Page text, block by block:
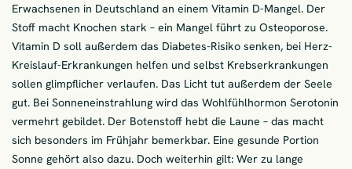
Erwachsenen in Deutschland an einem Vitamin D-Mangel. Der
Stoff macht Knochen stark – ein Mangel führt zu Osteoporose.
Vitamin D soll außerdem das Diabetes-Risiko senken, bei Herz-
Kreislauf-Erkrankungen helfen und selbst Krebserkrankungen
sollen glimpflicher verlaufen. Das Licht tut außerdem der Seele
gut. Bei Sonneneinstrahlung wird das Wohlfühlhormon Serotonin
vermehrt gebildet. Der Botenstoff hebt die Laune – das macht
sich besonders im Frühjahr bemerkbar. Eine gesunde Portion
Sonne gehört also dazu. Doch weiterhin gilt: Wer zu lange